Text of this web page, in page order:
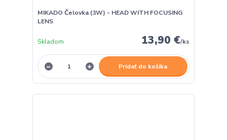
MIKADO Čelovka (3W) - HEAD WITH FOCUSING
LENS
13,90 €/ks
Skladom
Pridať do košíka